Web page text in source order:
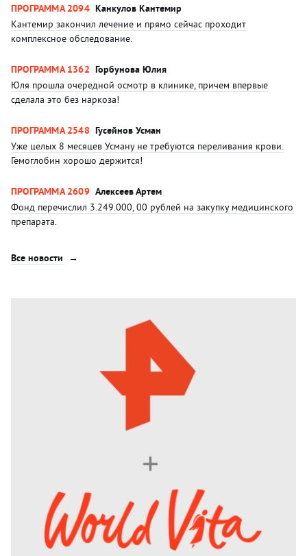
ПРОГРАММА 2094 Канкулов Кантемир
Кантемир закончил лечение и прямо сейчас проходит
комплексное обследование.
ПРОГРАММА 1362 Горбунова Юлия
Юля прошла очередной осмотр в клинике, причем впервые
сделала это без наркоза!
ПРОГРАММА 2548 Гусейнов Усман
Уже целых 8 месяцев Усману не требуются переливания крови.
Гемоглобин хорошо держится!
ПРОГРАММА 2609 Алексеев Артем
Фонд перечислил 3.249.000, 00 рублей на закупку медицинского
препарата.
Все новости